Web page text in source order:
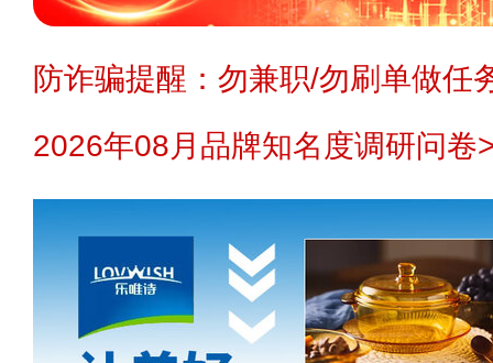
防诈骗提醒：勿兼职/勿刷单做任
2026年08月品牌知名度调研问卷